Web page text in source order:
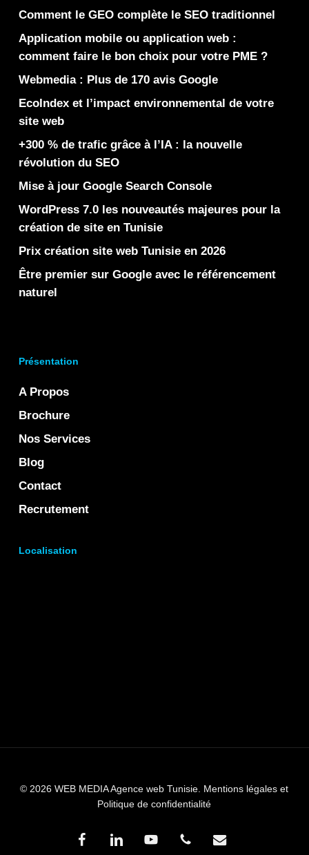
Comment le GEO complète le SEO traditionnel
Application mobile ou application web :
comment faire le bon choix pour votre PME ?
Webmedia : Plus de 170 avis Google
EcoIndex et l’impact environnemental de votre
site web
+300 % de trafic grâce à l’IA : la nouvelle
révolution du SEO
Mise à jour Google Search Console
WordPress 7.0 les nouveautés majeures pour la
création de site en Tunisie
Prix création site web Tunisie en 2026
Être premier sur Google avec le référencement
naturel
Présentation
A Propos
Brochure
Nos Services
Blog
Contact
Recrutement
Localisation
© 2026 WEB MEDIA Agence web Tunisie. Mentions légales et
Politique de confidentialité
facebooklinkedin youtube phone email